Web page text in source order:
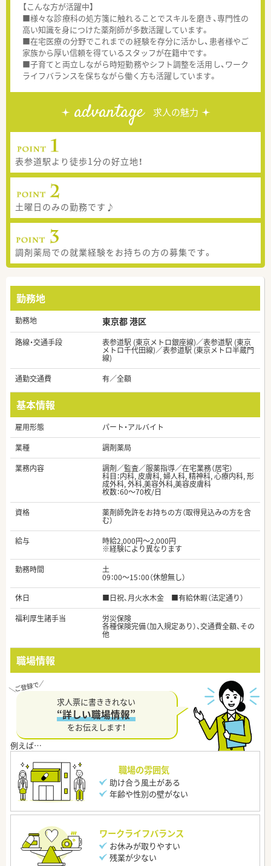
【こんな方が活躍中】
■様々な診療科の処方箋に触れることでスキルを磨き、専門性の
高い知識を身につけた薬剤師が多数活躍しています。
■在宅医療の分野でこれまでの経験を存分に活かし、患者様やご
家族から厚い信頼を得ているスタッフが在籍中です。
■子育てと両立しながら時短勤務やシフト調整を活用し、ワーク
ライフバランスを保ちながら働く方も活躍しています。
advantage 求人の魅力
表参道駅より徒歩1分の好立地！
土曜日のみの勤務です♪
調剤薬局での就業経験をお持ちの方の募集です。
勤務地
勤務地 東京都 港区
路線・交通手段 表参道駅 (東京メトロ銀座線)／表参道駅 (東京
メトロ千代田線)／表参道駅 (東京メトロ半蔵門
線)
通勤交通費
有／全額
基本情報
雇用形態
パート・アルバイト
業種
調剤薬局
業務内容
調剤／監査／服薬指導／在宅業務（居宅）
科目：内科, 皮膚科, 婦人科, 精神科, 心療内科, 形
成外科, 外科,美容外科,美容皮膚科
枚数：60～70枚/日
資格
薬剤師免許をお持ちの方（取得見込みの方を含
む）
給与
時給2,000円～2,000円
※経験により異なります
勤務時間
土
09：00～15：00（休憩無し）
休日
■日祝、月火水木金 ■有給休暇（法定通り）
福利厚生諸手当
労災保険
各種保険完備（加入規定あり）、交通費全額、その
他
職場情報
求人票に書ききれない
“詳しい職場情報”
をお伝えします！
職場の雰囲気
助け合う風土がある
年齢や性別の壁がない
ワークライフバランス
お休みが取りやすい
残業が少ない